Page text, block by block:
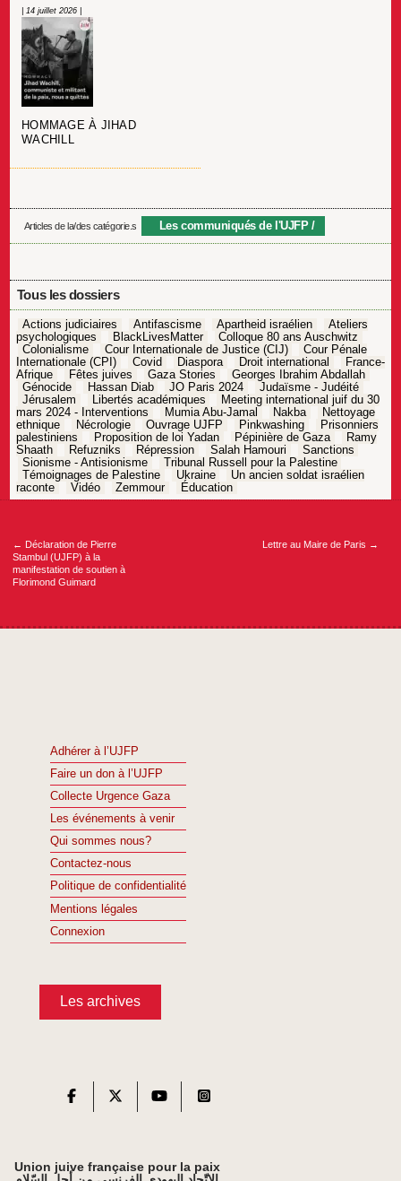
| 14 juillet 2026 |
HOMMAGE À JIHAD
WACHILL
Articles de la/des catégorie.s Les communiqués de l'UJFP
Tous les dossiers
Actions judiciaires Antifascisme Apartheid israélien
Ateliers
psychologiques
BlackLivesMatter
Colloque 80 ans Auschwitz
Colonialisme
Cour Internationale de Justice (CIJ)
Cour Pénale
Internationale (CPI)
Covid Diaspora Droit international
France-
Afrique
Fêtes juives Gaza Stories
Georges Ibrahim Abdallah
Génocide
Hassan Diab JO Paris 2024
Judaïsme - Judéité
Jérusalem
Libertés académiques
Meeting international juif du 30
mars 2024 - Interventions
Mumia Abu-Jamal Nakba
Nettoyage
ethnique
Nécrologie Ouvrage UJFP Pinkwashing
Prisonniers
palestiniens
Proposition de loi Yadan Pépinière de Gaza
Ramy
Shaath
Refuzniks Répression Salah Hamouri
Sanctions
Sionisme - Antisionisme
Tribunal Russell pour la Palestine
Témoignages de Palestine
Ukraine
Un ancien soldat israélien
raconte
Vidéo Zemmour Éducation
Navigation
← Déclaration de Pierre
Stambul (UJFP) à la
manifestation de soutien à
Florimond Guimard
Lettre au Maire de Paris →
Adhérer à l’UJFP
Faire un don à l’UJFP
Collecte Urgence Gaza
Les événements à venir
Qui sommes nous?
Contactez-nous
Politique de confidentialité
Mentions légales
Connexion
Les archives
Union juive française pour la paix